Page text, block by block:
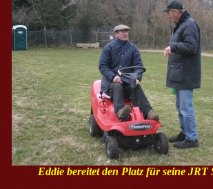
Eddie bereitet den Platz für seine JRT